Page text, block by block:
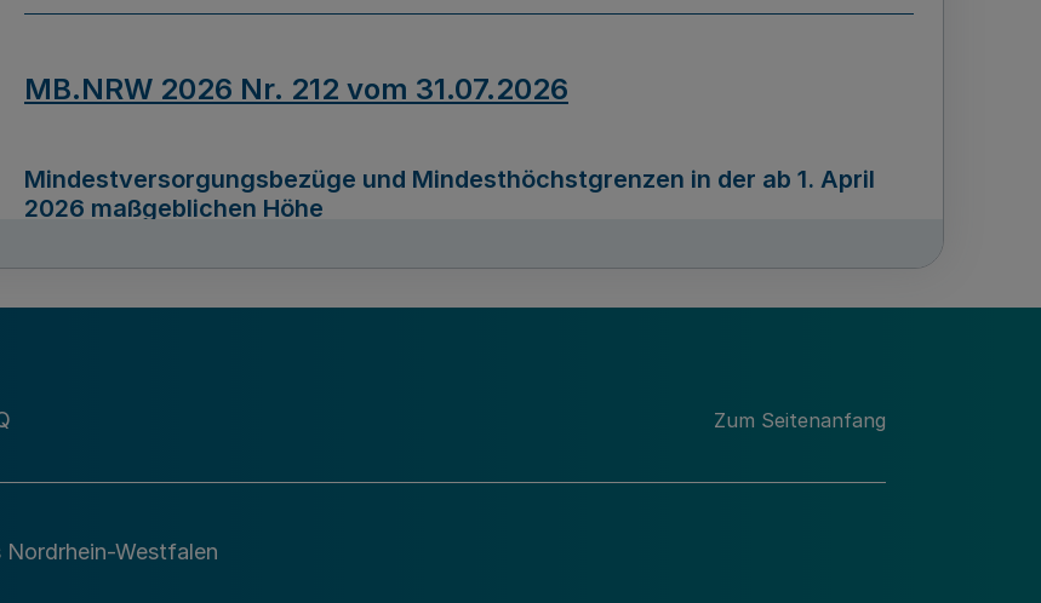
MB.NRW 2026 Nr. 212 vom 31.07.2026
Mindestversorgungsbezüge und Mindesthöchstgrenzen in der ab 1. April
2026 maßgeblichen Höhe
Richtlinie zur Durchführung des Förderprogramms „Mittelstand Innovativ &
Zum Seitenanfang
Westfalen